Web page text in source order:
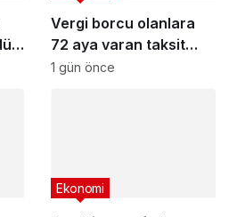
:
Vergi borcu olanlara
72 aya varan taksit
fırsatı
1 gün önce
Ekonomi